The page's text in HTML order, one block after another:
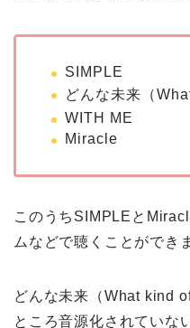
SIMPLE
どんな未来（
WITH ME
Miracle
このうちSIMPLEと
ムなどで聴くことができ
どんな未来（What kind
ところ音源化されていな